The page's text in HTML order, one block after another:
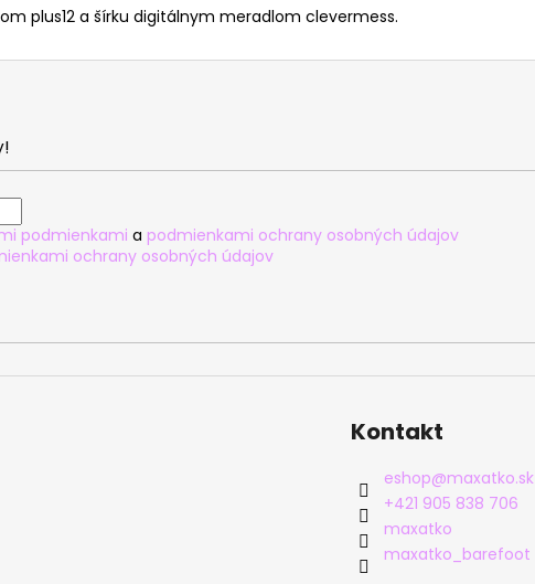
plus12 a šírku digitálnym meradlom clevermess.
podmienkami a podmienkami ochrany osobných údajov
ochrany osobných údajov
Kontakt
eshop@maxatko.sk
+421 905 838 706
maxatko
maxatko_barefoot